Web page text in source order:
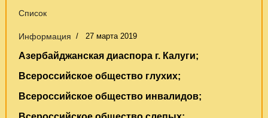
Список
Информация 27 марта 2019
Азербайджанская диаспора г. Калуги;
Всероссийское общество глухих;
Всероссийское общество инвалидов;